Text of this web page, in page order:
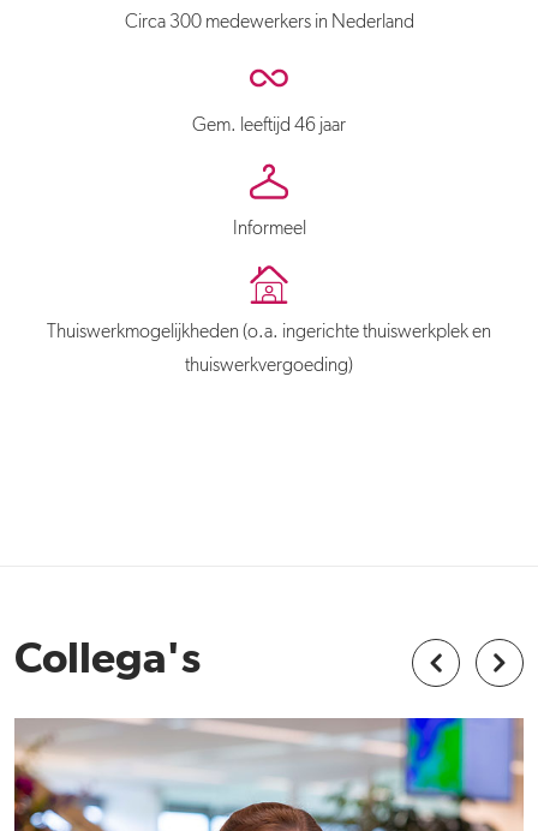
Circa 300 medewerkers in Nederland
Gem. leeftijd 46 jaar
Informeel
Thuiswerkmogelijkheden (o.a. ingerichte thuiswerkplek en
thuiswerkvergoeding)
Collega's